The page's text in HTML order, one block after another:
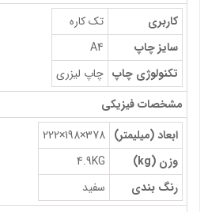
کاربری
تک کاره
سایز چاپ
A4
تکنولوژی چاپ چاپ لیزری
مشخصات فیزیکی
ابعاد (میلیمتر) 378×198×222
وزن (kg)
4.9KG
رنگ بندی
سفید